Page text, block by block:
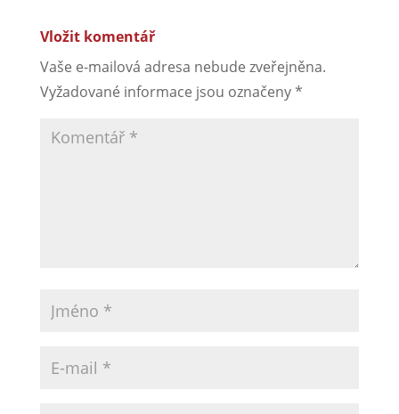
Vložit komentář
Vaše e-mailová adresa nebude zveřejněna.
Vyžadované informace jsou označeny*